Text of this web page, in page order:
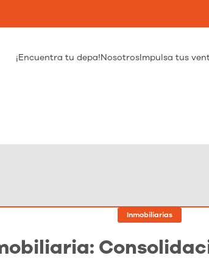
¡Encuentra tu depa!NosotrosImpulsa tus
Inmobiliarias